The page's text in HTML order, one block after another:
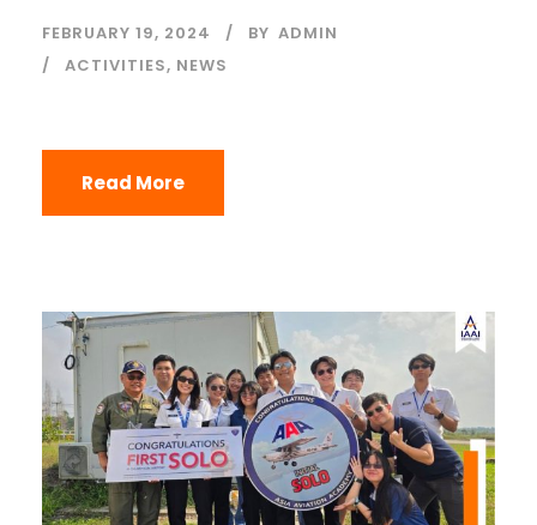
FEBRUARY 19, 2024 BY ADMIN
ACTIVITIES, NEWS
Read More